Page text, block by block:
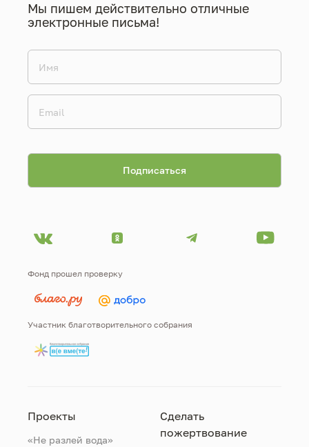
Мы пишем действительно отличные
электронные письма!
Фонд прошел проверку
Участник благотворительного собрания
Проекты
«Не разлей вода»
Сделать
пожертвование